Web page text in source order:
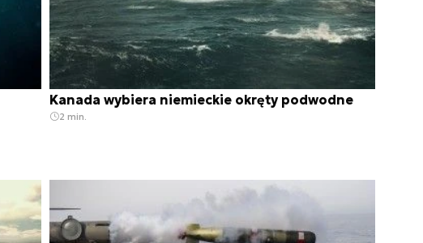
Kanada wybiera niemieckie okręty podwodne
2 min.